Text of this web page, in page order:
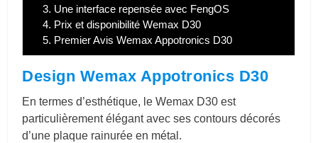
3. Une interface repensée avec FengOS
4. Prix et disponibilité Wemax D30
5. Premier Avis Wemax Appotronics D30
Design Wemax Appotronics D30
En termes d’esthétique, le Wemax D30 est
particulièrement élégant avec ses contours décorés
d’une plaque rainurée en métal.